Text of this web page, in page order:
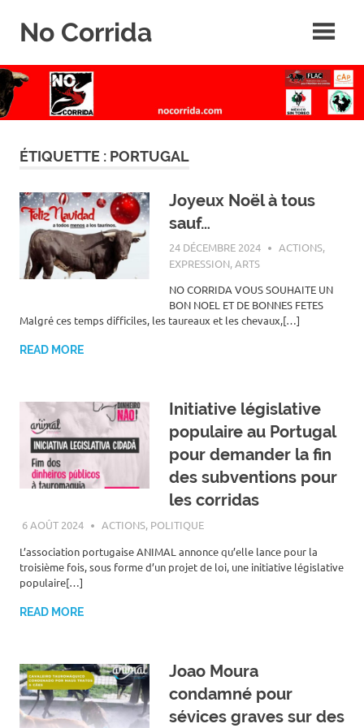
No Corrida
de
la
corrida
ÉTIQUETTE : PORTUGAL
Joyeux Noël à tous
sauf…
24 DÉCEMBRE 2024 ROGER LAHANA
ACTIONS,
EXPRESSION, ARTS
N‌O CORRIDA VOUS SOUHAITE UN
BON NOEL ET DE BONNES FETES
Malgré ces temps difficiles, les taureaux et les chevaux,[…]
READ MORE
Initiative législative
populaire au Portugal
pour demander la fin
des subventions pour
les corridas
6 AOÛT 2024 ROGER LAHANA
ACTIONS, POLITIQUE
L’association portugaise ANIMAL annonce qu’elle lance pour la
troisième fois, sous forme d’un projet de loi, une initiative législative
populaire[…]
READ MORE
Joao Moura
condamné pour
sévices graves sur des